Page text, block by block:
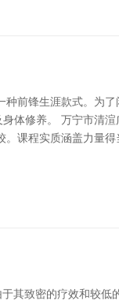
前锋生涯款式。为
体修养。 万宁市清
课程实质涵盖力量
其致密的疗效和较